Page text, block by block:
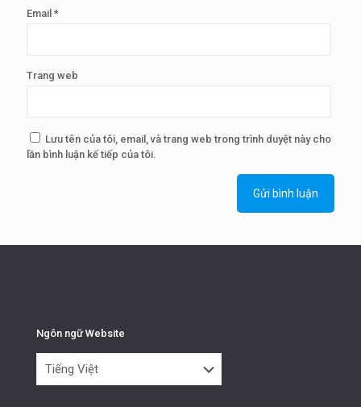
Email *
Trang web
Lưu tên của tôi, email, và trang web trong trình duyệt này cho
lần bình luận kế tiếp của tôi.
Ngôn ngữ Website
ngữ